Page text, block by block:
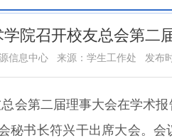
院召开校友总会第二
信息中心 来源：学生工作处 发布
会第二届理事大会在学术
秘书长符兴干出席大会。